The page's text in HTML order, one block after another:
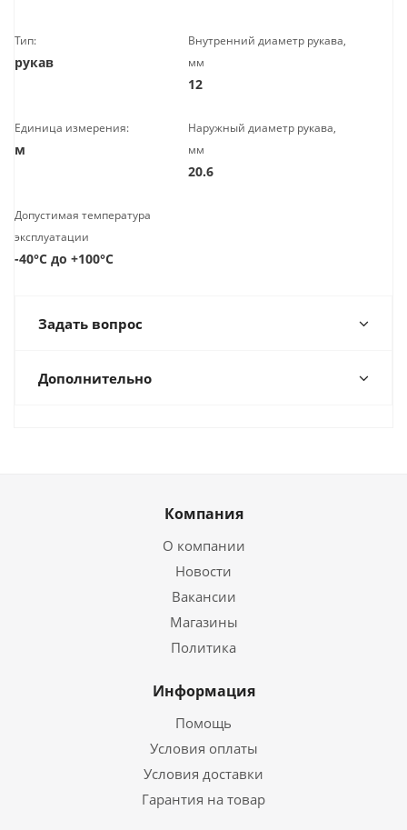
Тип:
рукав
Внутренний диаметр рукава,
мм
12
Единица измерения:
м
Наружный диаметр рукава,
мм
20.6
Допустимая температура
эксплуатации
-40°С до +100°С
Задать вопрос
Дополнительно
Компания
О компании
Новости
Вакансии
Магазины
Политика
Информация
Помощь
Условия оплаты
Условия доставки
Гарантия на товар